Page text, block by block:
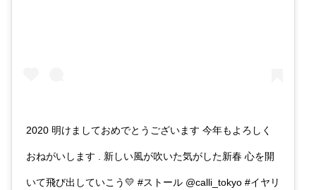
2020 明けましておめでとうございます 今年もよろしく
おねがいします . 新しい風が吹いた気がした新春 心を開
いて飛び出していこう💛 #ストール @calli_tokyo #イヤリ